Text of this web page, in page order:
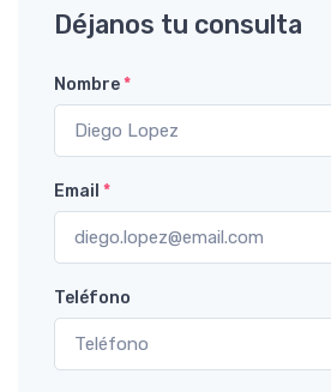
Déjanos tu consulta
Nombre*
Email *
Teléfono